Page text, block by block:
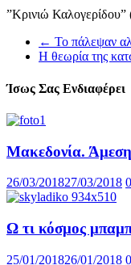
”Κρινιώ
← Το πάλεψαν
Η θεωρία της
Ίσως Σας Ενδιαφέρει
Μακεδονία.
26/03/201827/03/2018 0
Ω τι κόσμος
25/01/201826/01/2018 0